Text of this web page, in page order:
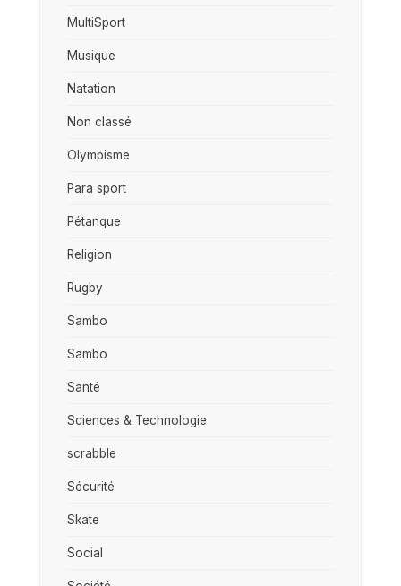
MultiSport
Musique
Natation
Non classé
Olympisme
Para sport
Pétanque
Religion
Rugby
Sambo
Sambo
Santé
Sciences & Technologie
scrabble
Sécurité
Skate
Social